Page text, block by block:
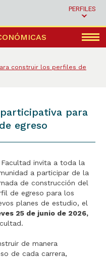
PERFILES
Menú
construir los perfiles de
para
egreso
invita a toda la
a participar de la
de construcción del
de egreso para los
planes de estudio, el
25 de junio de 2026,
de manera
de cada carrera,